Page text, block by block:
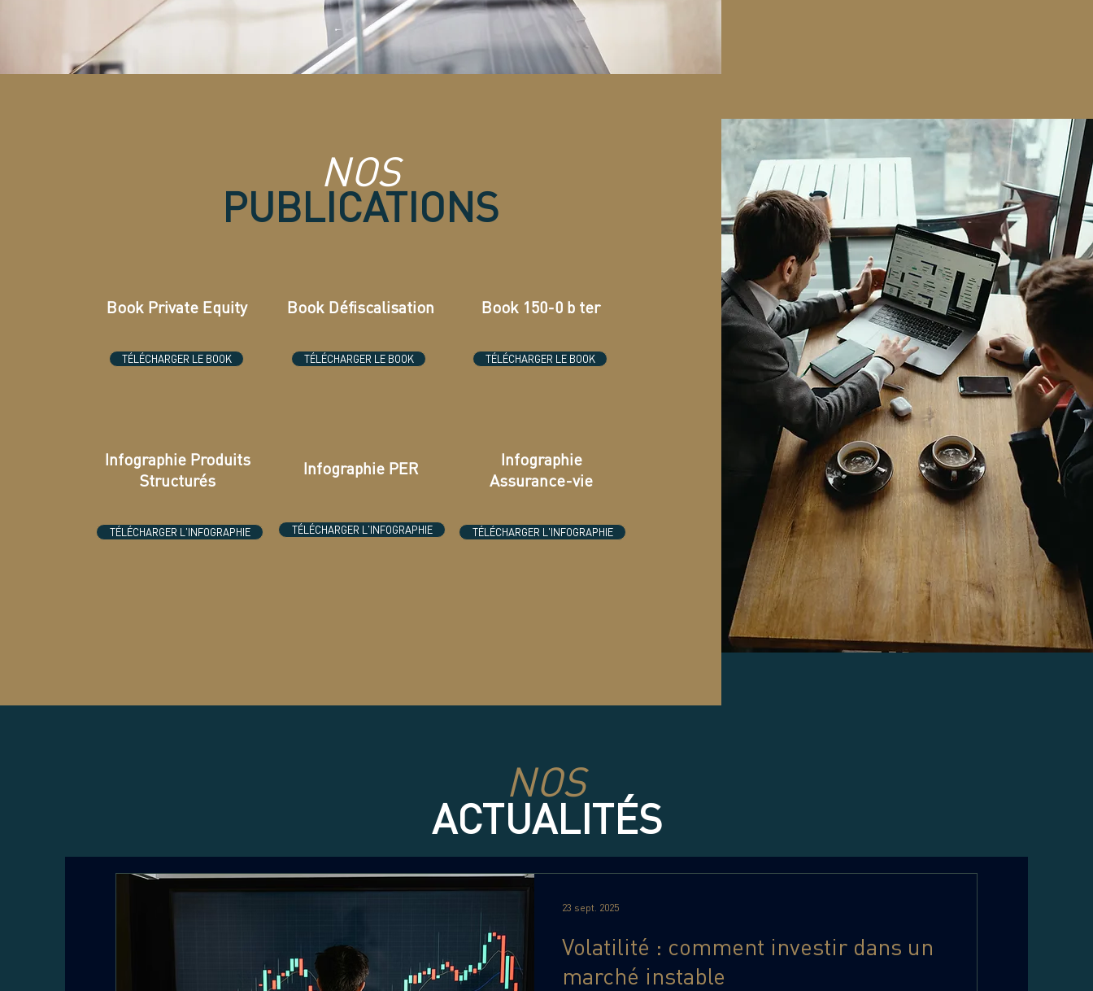
PUBLICATIONS
NOS
Book Private Equity
TÉLÉCHARGER LE BOOK
Infographie Produits
Structurés
TÉLÉCHARGER L'INFOGRAPHIE
Book Défiscalisation
TÉLÉCHARGER LE BOOK
Infographie PER
TÉLÉCHARGER L'INFOGRAPHIE
Book 150-0 b ter
TÉLÉCHARGER LE BOOK
Infographie
Assurance-vie
TÉLÉCHARGER L'INFOGRAPHIE
NOS
ACTUALITÉS
Volatilité : comment investir dans un
marché instable
23 sept. 2025